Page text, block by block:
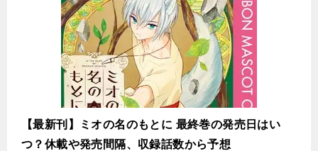
【最新刊】ミオの名のもとに 最終巻の発売日はい
つ？休載や発売間隔、収録話数から予想